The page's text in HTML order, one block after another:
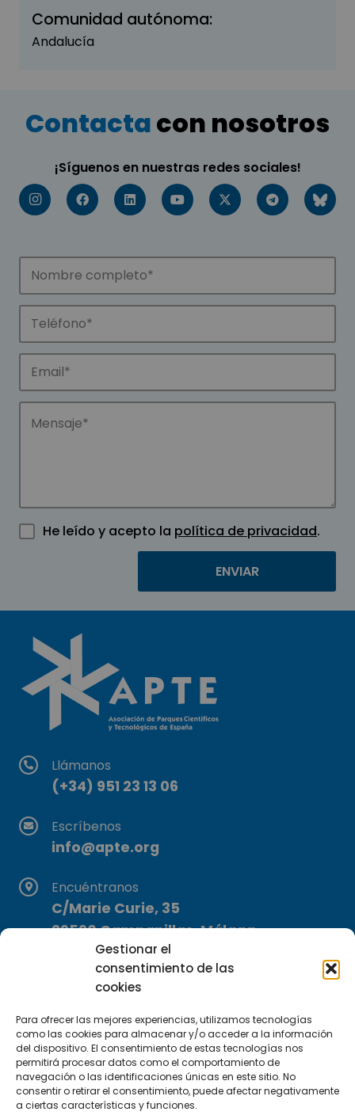
Gestionar el
consentimiento de las
cookies
Para ofrecer las mejores experiencias, utilizamos tecnologías
como las cookies para almacenar y/o acceder a la información
del dispositivo. El consentimiento de estas tecnologías nos
permitirá procesar datos como el comportamiento de
navegación o las identificaciones únicas en este sitio. No
consentir o retirar el consentimiento, puede afectar negativamente
a ciertas características y funciones.
Comunidad autónoma:
Andalucía
Contactacon nosotros
¡Síguenos en nuestras redes sociales!
He leído y acepto la política de privacidad.
Llámanos
(+34) 951 23 13 06
Escríbenos
info@apte.org
Encuéntranos
C/Marie Curie, 35
29590 Campanillas, Málaga
Suscríbete a nuestra Newsletter
SUSCRÍBETE AQUÍ